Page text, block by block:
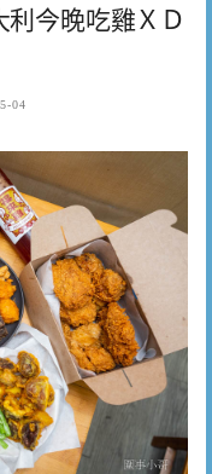
今晚吃雞ＸＤ
04